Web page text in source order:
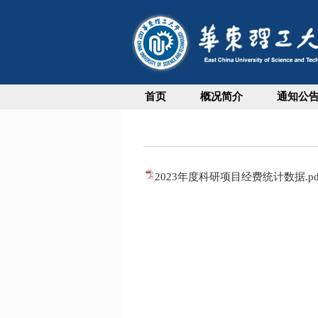
首页 概况简介 通知公
2023年度科研项目经费统计数据